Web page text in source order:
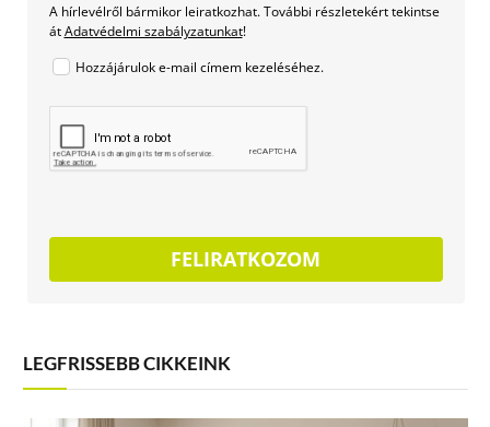
A hírlevélről bármikor leiratkozhat. További részletekért tekintse
átAdatvédelmi szabályzatunkat!
Hozzájárulok e-mail címem kezeléséhez.
FELIRATKOZOM
LEGFRISSEBB CIKKEINK